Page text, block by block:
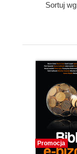
Sortuj
Promocja